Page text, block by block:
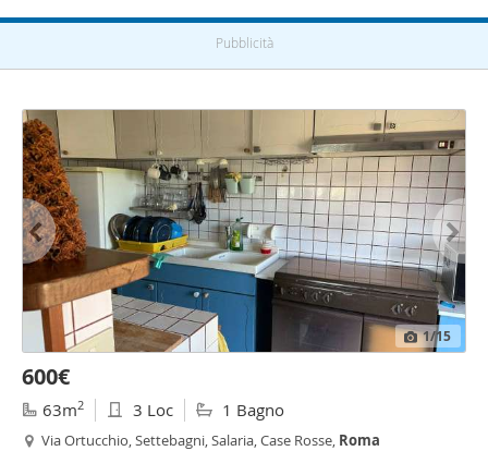
Pubblicità
1/15
600€
63m2 3 Loc 1 Bagno
Via Ortucchio, Settebagni, Salaria, Case Rosse, Roma